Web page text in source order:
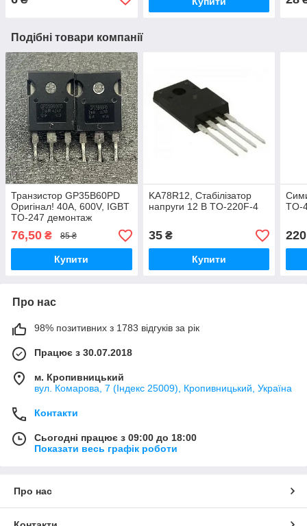
Подібні товари компанії
Транзистор GP35B60PD
Оригінал! 40A, 600V, IGBT
TO-247 демонтаж
76,50 ₴ 85 ₴
Купити
KA78R12, Стабілізатор
напруги 12 В TO-220F-4
35₴
Купити
TO-
220
Про нас
98% позитивних з 1783 відгуків за рік
Працює з 30.07.2018
м. Кропивницький
вул. Комарова, 7 (Індекс 25009), Кропивницький, Україна
Контакти
Сьогодні працює з 09:00 до 18:00
Показати весь графік роботи
Про нас